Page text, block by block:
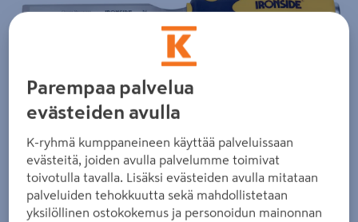
Parempaa palvelua
evästeiden avulla
K-ryhmä kumppaneineen käyttää palveluissaan
evästeitä, joiden avulla palvelumme toimivat
toivotulla tavalla. Lisäksi evästeiden avulla mitataan
palveluiden tehokkuutta sekä mahdollistetaan
yksilöllinen ostokokemus ja personoidun mainonnan